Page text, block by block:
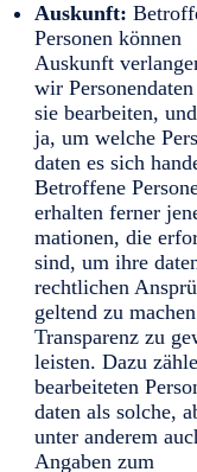
Auskunft:
Personen können
Auskunft
wir
sie bearbeiten,
ja, um welche
daten es sich
Betroffene
erhalten ferner
mationen, die
sind, um ihre
rechtlichen
geltend zu
Trans­parenz zu
leisten. Dazu
bearbeiteten
daten als solche,
unter anderem
Angaben zum